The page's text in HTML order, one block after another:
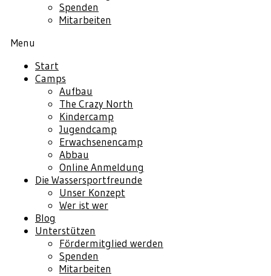
Spenden
Mitarbeiten
Menu
Start
Camps
Aufbau
The Crazy North
Kindercamp
Jugendcamp
Erwachsenencamp
Abbau
Online Anmeldung
Die Wassersportfreunde
Unser Konzept
Wer ist wer
Blog
Unterstützen
Fördermitglied werden
Spenden
Mitarbeiten